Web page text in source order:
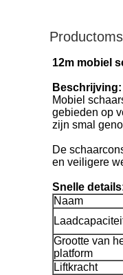
12m mobiel
Beschrijving:
Mobiel
gebieden op
zijn smal
De
en veiligere
Snelle
Naam
Grootte van
platform
Liftkracht